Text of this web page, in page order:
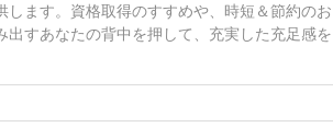
ます。資格取得のすすめや、時短＆節約のお
すあなたの背中を押して、充実した充足感を